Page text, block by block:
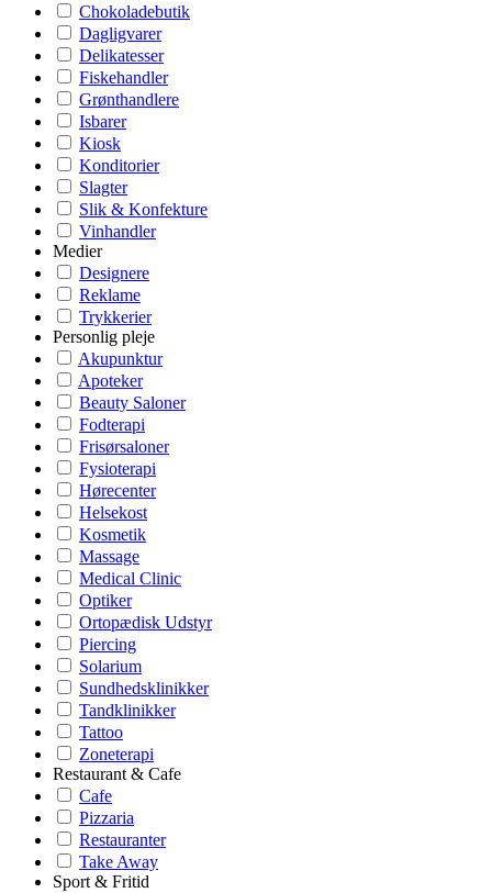
Chokoladebutik
Dagligvarer
Delikatesser
Fiskehandler
Grønthandlere
Isbarer
Kiosk
Konditorier
Slagter
Slik & Konfekture
Vinhandler
Medier
Designere
Reklame
Trykkerier
Personlig pleje
Akupunktur
Apoteker
Beauty Saloner
Fodterapi
Frisørsaloner
Fysioterapi
Hørecenter
Helsekost
Kosmetik
Massage
Medical Clinic
Optiker
Ortopædisk Udstyr
Piercing
Solarium
Sundhedsklinikker
Tandklinikker
Tattoo
Zoneterapi
Restaurant & Cafe
Cafe
Pizzaria
Restauranter
Take Away
Sport & Fritid